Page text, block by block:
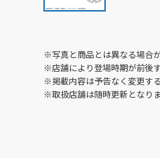
※写真と商品とは異なる場合が
※店舗により登場時期が前後
※掲載内容は予告なく変更す
※取扱店舗は随時更新となりま